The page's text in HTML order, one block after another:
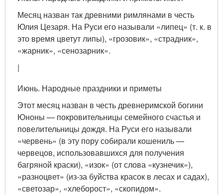
Месяц назван так древними римлянами в честь
Юлия Цезаря. На Руси его называли «липец» (т. к. в
это вре­мя цветут липы), «грозовик», «страдник»,
«жарник», «сенозарник».
|
Июнь. Народные праздники и приметы
Этот месяц назван в честь древнеримской богини
Юноны — покровительницы семейного счастья и
пове­лительницы дождя. На Руси его называли
«червень» (в эту пору собирали кошениль —
червецов, использовав­шихся для получения
багряной краски), «изок» (от слова «кузнечик»),
«разноцвет» (из-за буйства красок в лесах и садах),
«светозар», «хлеборост», «скопидом».